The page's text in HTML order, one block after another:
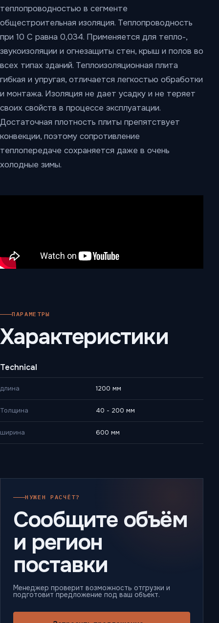
теплопроводностью в сегменте
общестроительная изоляция. Теплопроводность
при 10 С равна 0,034. Применяется для тепло-,
звукоизоляции и огнезащиты стен, крыш и полов во
всех типах зданий. Теплоизоляционная плита
гибкая и упругая, отличается легкостью обработки
и монтажа. Изоляция не дает усадку и не теряет
своих свойств в процессе эксплуатации.
Достаточная плотность плиты препятствует
конвекции, поэтому сопротивление
теплопередаче сохраняется даже в очень
холодные зимы.
ПАРАМЕТРЫ
Характеристики
Technical
длина 1200 мм
Толщина 40 - 200 мм
ширина 600 мм
НУЖЕН РАСЧЁТ?
Сообщите объём
и регион
поставки
Менеджер проверит возможность отгрузки и
подготовит предложение под ваш объект.